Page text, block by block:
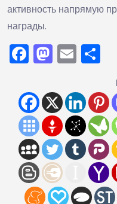
активность напрямую
награды.
Facebook
Email